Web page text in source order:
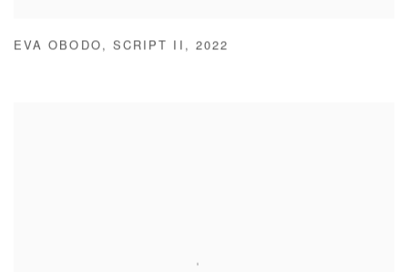
EVA OBODO , SCRIPT II , 2022